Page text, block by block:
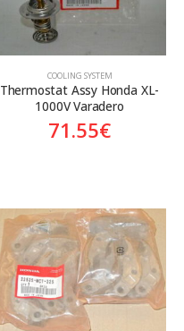
COOLING SYSTEM
Thermostat Assy Honda XL-
1000V Varadero
71.55€